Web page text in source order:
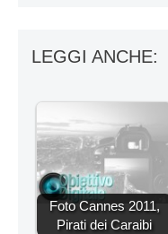
LEGGI ANCHE:
Foto Cannes 2011,
Pirati dei Caraibi